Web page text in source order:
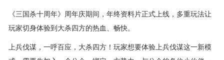
《三国杀十周年》周年庆期间，年终资料片正式上线，多重玩法让
玩家切身体验到大杀四方的热血、畅快。
上兵伐谋，一呼百应，大杀四方！玩家想要体验上兵伐谋这一新模